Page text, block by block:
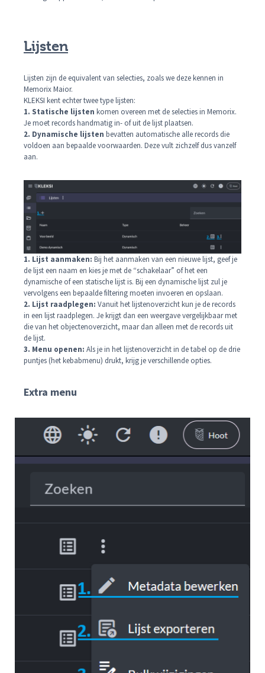
Lijsten
Lijsten zijn de equivalent van selecties, zoals we deze kennen in
Memorix Maior.
KLEKSI kent echter twee type lijsten:
1. Statische lijsten komen overeen met de selecties in Memorix.
Je moet records handmatig in- of uit de lijst plaatsen.
2. Dynamische lijsten bevatten automatische alle records die
voldoen aan bepaalde voorwaarden. Deze vult zichzelf dus vanzelf
aan.
1. Lijst aanmaken: Bij het aanmaken van een nieuwe lijst, geef je
de lijst een naam en kies je met de “schakelaar” of het een
dynamische of een statische lijst is. Bij een dynamische lijst zul je
vervolgens een bepaalde filtering moeten invoeren en opslaan.
2. Lijst raadplegen: Vanuit het lijstenoverzicht kun je de records
in een lijst raadplegen. Je krijgt dan een weergave vergelijkbaar met
die van het objectenoverzicht, maar dan alleen met de records uit
de lijst.
3. Menu openen: Als je in het lijstenoverzicht in de tabel op de drie
puntjes (het kebabmenu) drukt, krijg je verschillende opties.
Extra menu